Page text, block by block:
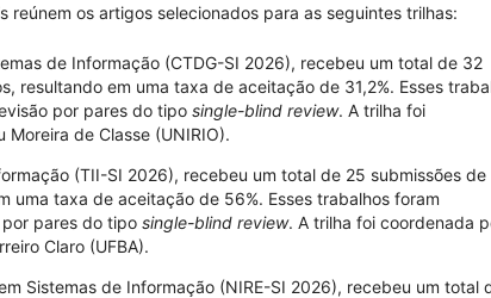
os artigos selecionados para as seguintes trilhas:
de Informação (CTDG-SI 2026), recebeu um total de 32
resultando em uma taxa de aceitação de 31,2%. Esses
por pares do tipo single-blind review. A trilha foi
de Classe (UNIRIO).
(TII-SI 2026), recebeu um total de 25 submissões de
uma taxa de aceitação de 56%. Esses trabalhos foram
pares do tipo single-blind review. A trilha foi coordenada
Claro (UFBA).
Sistemas de Informação (NIRE-SI 2026), recebeu um total